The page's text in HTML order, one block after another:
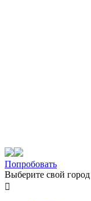
Попробовать
Выберите свой город
